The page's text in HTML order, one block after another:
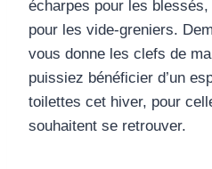
écharpes pour les
pour les vide-greniers.
vous donne les clefs de
puissiez bénéficier d’un
toilettes cet hiver, pour
souhaitent se retrouver.